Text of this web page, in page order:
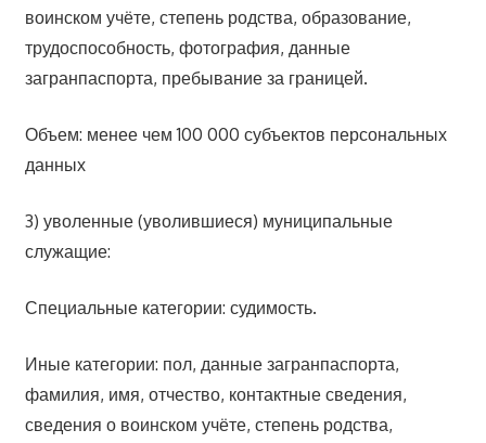
воинском учёте, степень родства, образование,
трудоспособность, фотография, данные
загранпаспорта, пребывание за границей.
Объем: менее чем 100 000 субъектов персональных
данных
3) уволенные (уволившиеся) муниципальные
служащие:
Специальные категории: судимость.
Иные категории: пол, данные загранпаспорта,
фамилия, имя, отчество, контактные сведения,
сведения о воинском учёте, степень родства,